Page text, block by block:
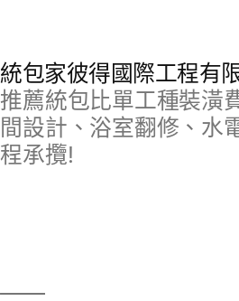
統包家彼得國際工程有
推薦統包比單工種裝潢
間設計、浴室翻修、水
程承攬!